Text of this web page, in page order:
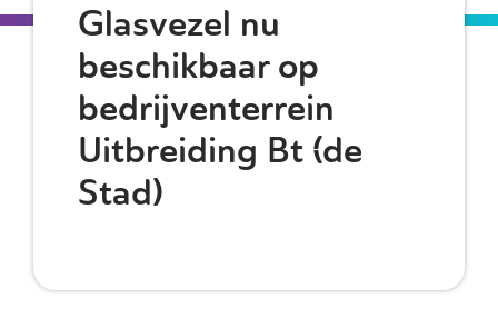
Glasvezel nu
beschikbaar op
bedrijventerrein
Uitbreiding Bt (de
Stad)